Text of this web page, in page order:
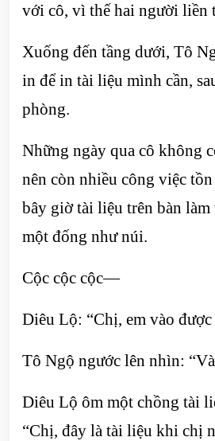
với cô, vì thế hai người liền
Xuống đến tầng dưới, Tô
in để in tài liệu mình cần,
phòng.
Những ngày qua cô không
nên còn nhiều công việc
bây giờ tài liệu trên bàn làm
một đống như núi.
Cộc cộc cộc—
Diêu Lộ: “Chị, em vào
Tô Ngộ ngước lên nhìn:
Diêu Lộ ôm một chồng tài
“Chị, đây là tài liệu khi chị